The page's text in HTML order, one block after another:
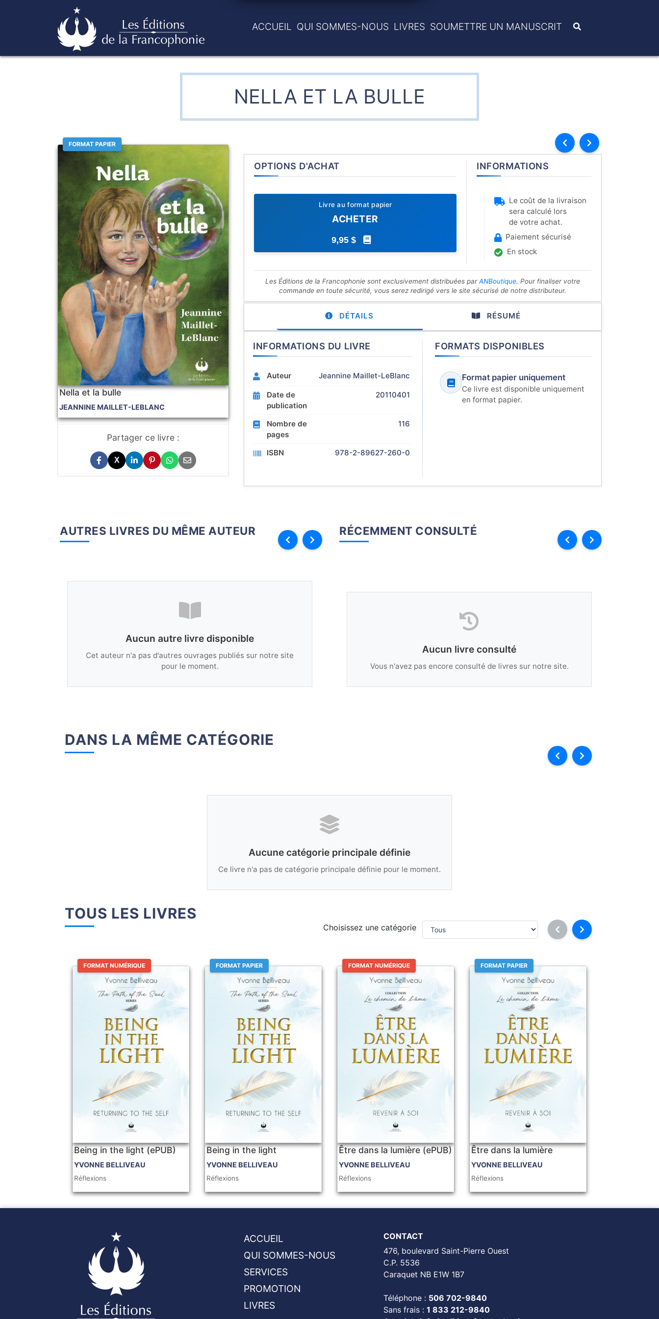
Skip
Éditions de la francophonie
ACCUEIL QUI SOMMES-NOUS LIVRES SOUMETTRE UN MANUSCRIT
NELLA ET LA BULLE
FORMAT PAPIER
Nella et la bulle
JEANNINE MAILLET-LEBLANC
Partager ce livre :
X
OPTIONS D'ACHAT
Livre au format papier
ACHETER
9,95 $
INFORMATIONS
Le coût de la livraison
sera calculé lors
de votre achat.
Paiement sécurisé
En stock
Les Éditions de la Francophonie sont exclusivement distribuées parANBoutique. Pour finaliser votre
commande en toute sécurité, vous serez redirigé vers le site sécurisé de notre distributeur.
DÉTAILS RÉSUMÉ
INFORMATIONS DU LIVRE
Auteur Jeannine Maillet-LeBlanc
Date de
publication
20110401
Nombre de
pages
116
ISBN 978-2-89627-260-0
FORMATS DISPONIBLES
Format papier uniquement
Ce livre est disponible uniquement
en format papier.
AUTRES LIVRES DU MÊME AUTEUR
Aucun autre livre disponible
Cet auteur n'a pas d'autres ouvrages publiés sur notre site
pour le moment.
RÉCEMMENT CONSULTÉ
Aucun livre consulté
Vous n'avez pas encore consulté de livres sur notre site.
DANS LA MÊME CATÉGORIE
Aucune catégorie principale définie
Ce livre n'a pas de catégorie principale définie pour le moment.
TOUS LES LIVRES
Choisissez une catégorie
FORMAT NUMÉRIQUE
Being in the light (ePUB)
YVONNE BELLIVEAU
Réflexions
FORMAT PAPIER
Being in the light
YVONNE BELLIVEAU
Réflexions
FORMAT NUMÉRIQUE
Être dans la lumière (ePUB)
YVONNE BELLIVEAU
Réflexions
FORMAT PAPIER
Être dans la lumière
YVONNE BELLIVEAU
Réflexions
ACCUEIL
QUI SOMMES-NOUS
SERVICES
PROMOTION
LIVRES
CONTACT
476, boulevard Saint-Pierre Ouest
C.P. 5536
Caraquet NB E1W 1B7
Téléphone : 506 702-9840
Sans frais : 1 833 212-9840